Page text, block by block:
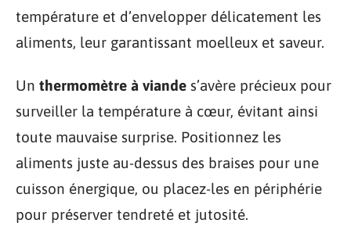
température et d’envelopper délicatement les
aliments, leur garantissant moelleux et saveur.
Un thermomètre à viande s’avère précieux pour
surveiller la température à cœur, évitant ainsi
toute mauvaise surprise. Positionnez les
aliments juste au-dessus des braises pour une
cuisson énergique, ou placez-les en périphérie
pour préserver tendreté et jutosité.